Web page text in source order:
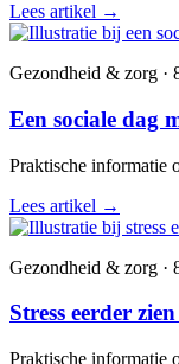
Lees artikel →
Gezondheid & zorg ·
Een sociale dag
Praktische informatie
Lees artikel →
Gezondheid & zorg ·
Stress eerder
Praktische informatie